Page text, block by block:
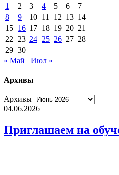
1
2 3 4 5 6
7
8
9 10 11 12 13 14
15 16 17 18 19 20 21
22
23 24 25 26 27 28
29 30
« Май
Июл »
Архивы
Архивы
04.06.2026
Приглашаем на